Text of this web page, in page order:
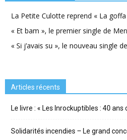
La Petite Culotte reprend « La
« Et bam », le premier single de
« Si j’avais su », le nouveau single
Articles récents
Le livre : « Les Inrockuptibles : 40 ans
Solidarités incendies – Le grand